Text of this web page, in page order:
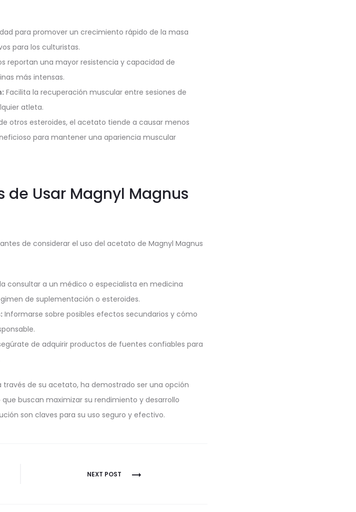
para promover un crecimiento rápido de la masa
para los culturistas.
reportan una mayor resistencia y capacidad de
más intensas.
Facilita la recuperación muscular entre sesiones de
atleta.
otros esteroides, el acetato tiende a causar menos
para mantener una apariencia muscular
de Usar Magnyl Magnus
de considerar el uso del acetato de Magnyl Magnus
consultar a un médico o especialista en medicina
de suplementación o esteroides.
Informarse sobre posibles efectos secundarios y cómo
de adquirir productos de fuentes confiables para
través de su acetato, ha demostrado ser una opción
buscan maximizar su rendimiento y desarrollo
son claves para su uso seguro y efectivo.
NEXT POST